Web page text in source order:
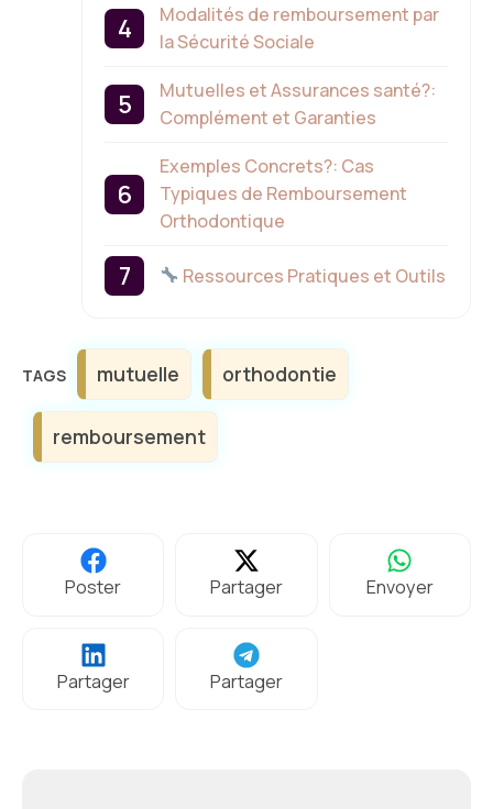
Modalités de remboursement par
la Sécurité Sociale
Mutuelles et Assurances santé?:
Complément et Garanties
Exemples Concrets?: Cas
Typiques de Remboursement
Orthodontique
Ressources Pratiques et Outils
Étiquettes
mutuelle orthodontie
remboursement
Poster Partager Envoyer
Partager Partager